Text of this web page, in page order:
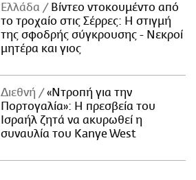
Ελλάδα
Βίντεο ντοκουμέντο από
το τροχαίο στις Σέρρες: Η στιγμή
της σφοδρής σύγκρουσης - Νεκροί
μητέρα και γιος
Διεθνή
«Ντροπή για την
Πορτογαλία»: Η πρεσβεία του
Ισραήλ ζητά να ακυρωθεί η
συναυλία του Kanye West